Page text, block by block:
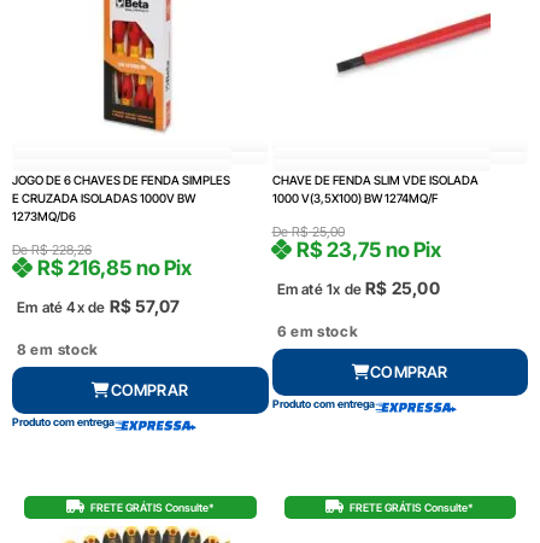
JOGO DE 6 CHAVES DE FENDA SIMPLES
E CRUZADA ISOLADAS 1000V BW
1273MQ/D6
DeR$228,26
Em até 4x de R$57,07
R$216,85 no Pix
8 em stock
COMPRAR
Produto com entrega
CHAVE DE FENDA SLIM VDE ISOLADA
1000 V(3,5X100) BW 1274MQ/F
DeR$25,00
Em até 1x deR$ 25,00
R$23,75 no Pix
6 em stock
COMPRAR
Produto com entrega
FRETE GRÁTIS Consulte* FRETE GRÁTIS Consulte*